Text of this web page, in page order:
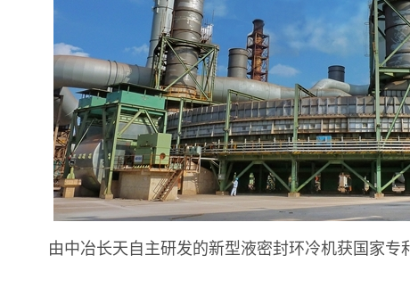
由中冶长天自主研发的新型液密封环冷机获国家